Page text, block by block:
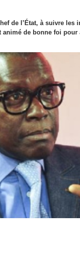
de l’État, à suivre les
de bonne foi pour